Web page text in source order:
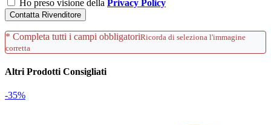
Ho preso visione della Privacy Policy
Contatta Rivenditore
* Completa tutti i campi obbligatoriRicorda di seleziona l'immagine
corretta
Altri Prodotti Consigliati
-35%